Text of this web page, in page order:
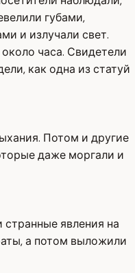
губами,
и излучали свет.
часа. Свидетели
как одна из статуй
Потом и другие
даже моргали и
странные явления на
а потом выложили